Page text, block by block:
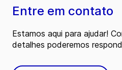
Entre em contato
Estamos aqui para ajudar!
detalhes poderemos